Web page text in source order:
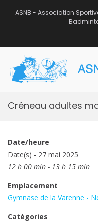
ASNB - Association
Créneau adultes
Date/heure
Date(s) - 27 mai 2025
12 h 00 min - 13 h 15 min
Emplacement
Gymnase de la Varenne -
Catégories